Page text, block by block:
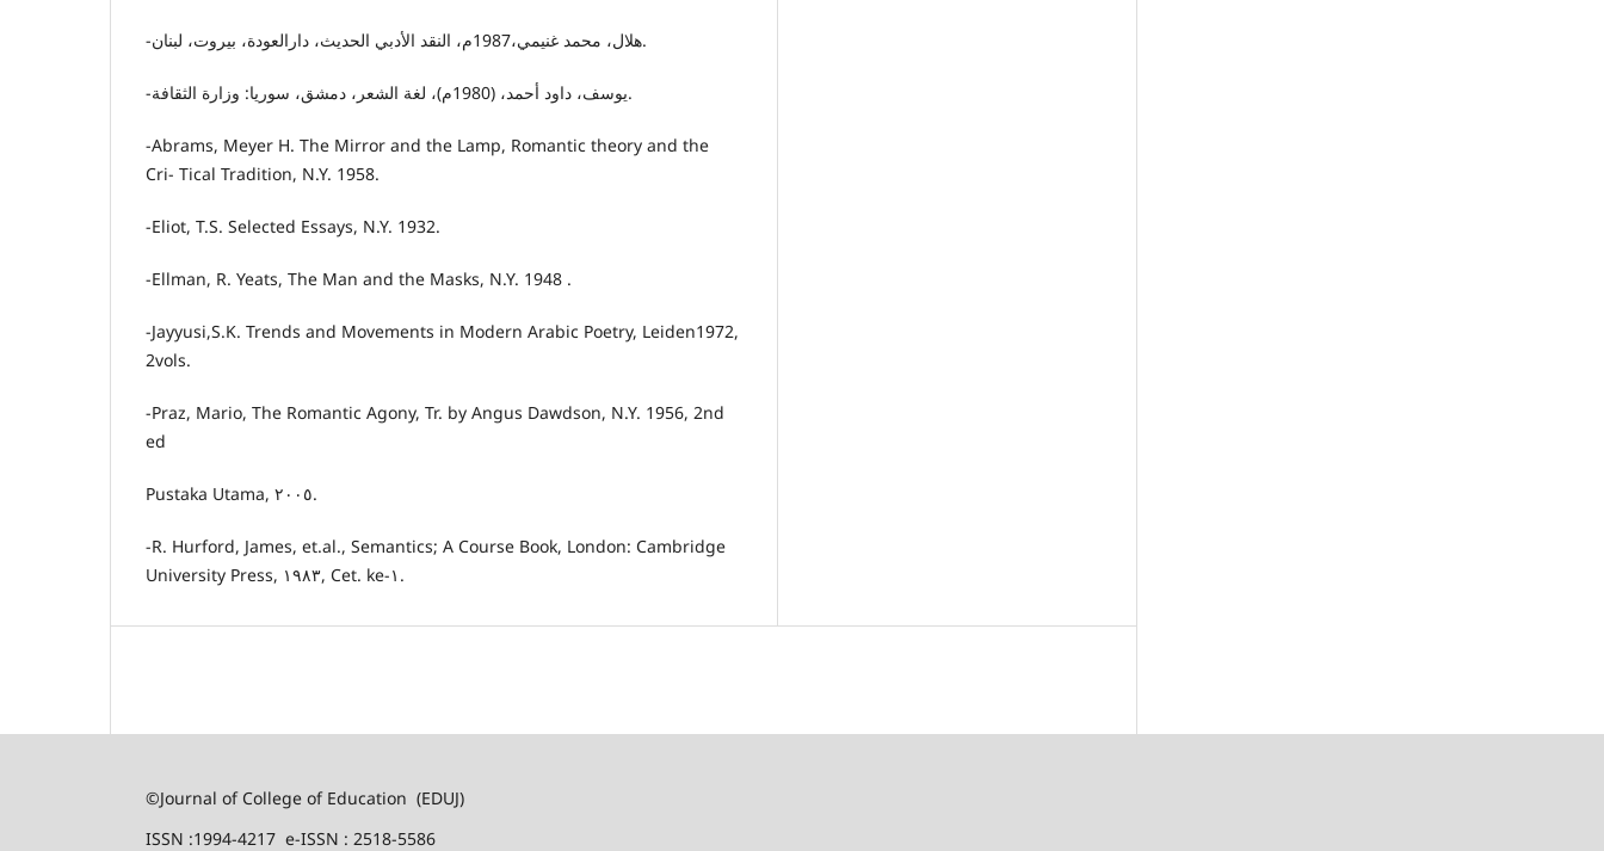
-هلال، محمد غنیمي،1987م، النقد الأدبي الحدیث، دارالعودة، بیروت، لبنان.
-یوسف، داود أحمد، (1980م)، لغة الشعر، دمشق، سوریا: وزارة الثقافة.
-Abrams, Meyer H. The Mirror and the Lamp, Romantic theory and the
Cri- Tical Tradition, N.Y. 1958.
-Eliot, T.S. Selected Essays, N.Y. 1932.
-Ellman, R. Yeats, The Man and the Masks, N.Y. 1948 .
-Jayyusi,S.K. Trends and Movements in Modern Arabic Poetry, Leiden1972,
2vols.
-Praz, Mario, The Romantic Agony, Tr. by Angus Dawdson, N.Y. 1956, 2nd
ed
Pustaka Utama, ٢٠٠٥.
-R. Hurford, James, et.al., Semantics; A Course Book, London: Cambridge
University Press, ١٩٨٣, Cet. ke-١.
©Journal of College of Education (EDUJ)
ISSN :1994-4217 e-ISSN : 2518-5586